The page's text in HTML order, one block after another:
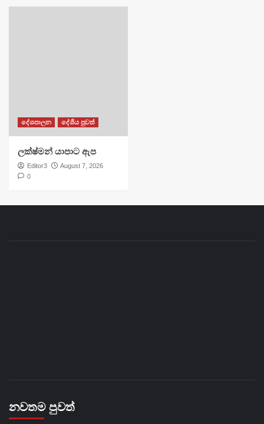
දේශපාලන දේශීය පුවත්
ලක්ෂ්මන් යාපාට ඇප
Editor3
August 7, 2026
0
නවතම පුවත්